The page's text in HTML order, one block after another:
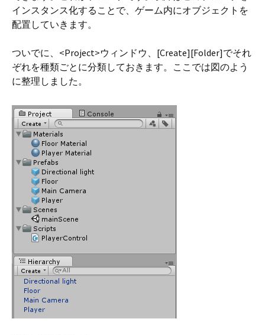
インスタンス化することで、ゲーム内にオブジェクトを
配置していきます。
ついでに、<Project>ウィンドウ、[Create][Folder]でそれ
ぞれを種類ごとに分類しておきます。ここでは図のよう
に整理しました。